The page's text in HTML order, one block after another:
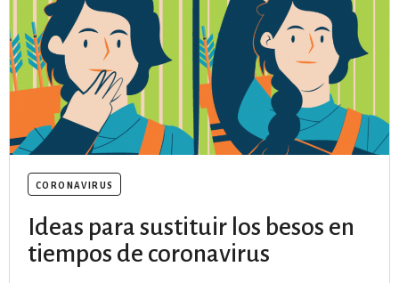
coronavirus
Ideas para sustituir los besos en
tiempos de coronavirus